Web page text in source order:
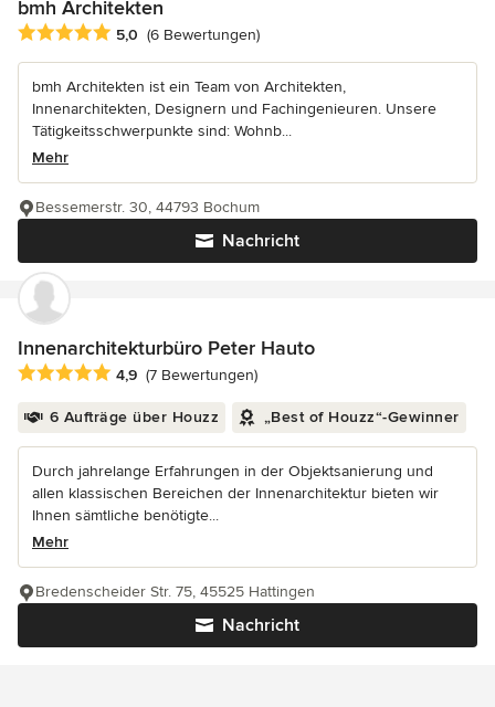
bmh Architekten
Durchschnittliche Bewertung: 5 von 5 Sternen
5,0 (6 Bewertungen)
bmh Architekten ist ein Team von Architekten,
Innenarchitekten, Designern und Fachingenieuren. Unsere
Tätigkeitsschwerpunkte sind: Wohnb...
Mehr
Nachricht
Bessemerstr. 30, 44793 Bochum
Innenarchitekturbüro Peter Hauto
Durchschnittliche Bewertung: 4.9 von 5 Sternen
4,9 (7 Bewertungen)
6 Aufträge über Houzz „Best of Houzz“-Gewinner
Durch jahrelange Erfahrungen in der Objektsanierung und
allen klassischen Bereichen der Innenarchitektur bieten wir
Ihnen sämtliche benötigte...
Mehr
Nachricht
Bredenscheider Str. 75, 45525 Hattingen